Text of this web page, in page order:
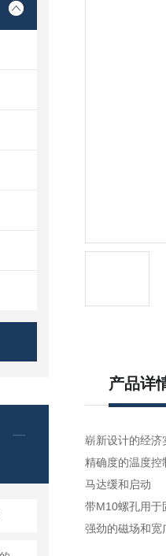
产品详
崭新设计的经济
精确度的温度控
马达缓和启动
带M10螺孔用于
强劲的磁场和宽